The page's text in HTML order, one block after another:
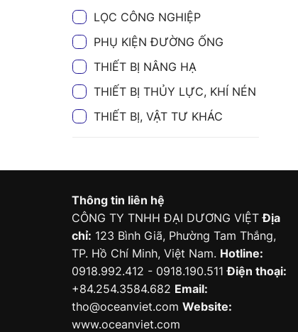
LỌC CÔNG NGHIỆP
PHỤ KIỆN ĐƯỜNG ỐNG
THIẾT BỊ NÂNG HẠ
THIẾT BỊ THỦY LỰC, KHÍ NÉN
THIẾT BỊ, VẬT TƯ KHÁC
Thông tin liên hệ
CÔNG TY TNHH ĐẠI DƯƠNG VIỆTĐịa
chỉ: 123 Bình Giã, Phường Tam Thắng,
TP. Hồ Chí Minh, Việt Nam. Hotline:
0918.992.412 - 0918.190.511Điện thoại:
+84.254.3584.682 Email:
tho@oceanviet.com Website:
www.oceanviet.com